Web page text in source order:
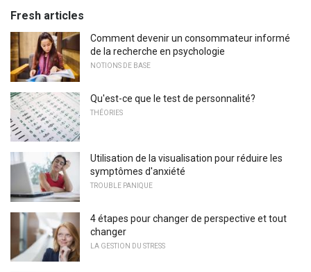
Fresh articles
Comment devenir un consommateur informé
de la recherche en psychologie
NOTIONS DE BASE
Qu'est-ce que le test de personnalité?
THÉORIES
Utilisation de la visualisation pour réduire les
symptômes d'anxiété
TROUBLE PANIQUE
4 étapes pour changer de perspective et tout
changer
LA GESTION DU STRESS